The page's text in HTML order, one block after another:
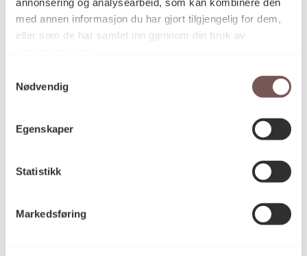
med annen informasjon du har gjort tilgjengelig for dem,
eller som de har samlet inn gjennom din bruk av
Nødvendig
Egenskaper
Statistikk
Markedsføring
Four tall stags at a green mountain